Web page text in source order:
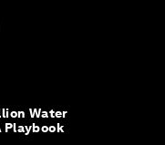
Water
Playbook